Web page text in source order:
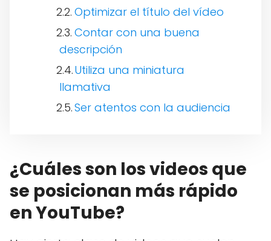
Optimizar el título del vídeo
Contar con una buena
descripción
Utiliza una miniatura
llamativa
Ser atentos con la audiencia
¿Cuáles son los videos que
se posicionan más rápido
en YouTube?